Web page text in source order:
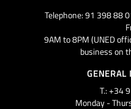
Telephone: 91 398 88
9AM to 8PM (UNED
business on
GENERAL
T.: +34
Monday -